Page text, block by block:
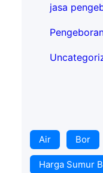
jasa
Air Bor
Harga Sumur